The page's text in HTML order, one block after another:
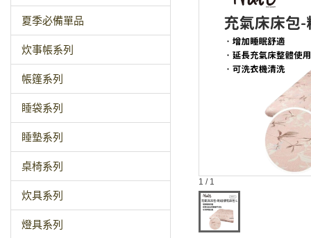
夏季必備單品
炊事帳系列
帳篷系列
睡袋系列
睡墊系列
桌椅系列
炊具系列
燈具系列
1 / 1